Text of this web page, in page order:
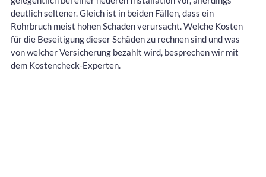
deutlich seltener. Gleich ist in beiden Fällen, dass ein
Rohrbruch meist hohen Schaden verursacht. Welche Kosten
für die Beseitigung dieser Schäden zu rechnen sind und was
von welcher Versicherung bezahlt wird, besprechen wir mit
dem Kostencheck-Experten.